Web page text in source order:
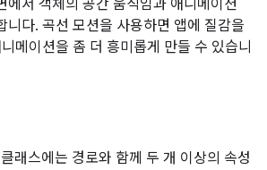
에서 객체의 공간 움직임과 애니메이션
니다. 곡선 모션을 사용하면 앱에 질감을
메이션을 좀 더 흥미롭게 만들 수 있습니
클래스에는 경로와 함께 두 개 이상의 속성